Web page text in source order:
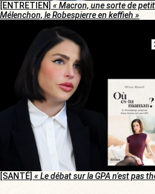
[ENTRETIEN] « Macron, une sorte de
Mélenchon, le Robespierre en keffieh »
[SANTÉ] « Le débat sur la GPA n’est pas